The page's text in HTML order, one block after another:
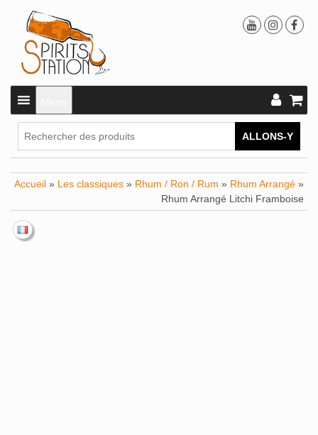
ALLONS-Y
Accueil » Les classiques » Rhum / Ron / Rum » Rhum Arrangé »
Rhum Arrangé Litchi Framboise